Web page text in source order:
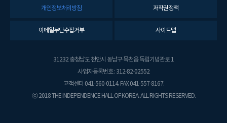
개인정보처리방침 저작권정책
이메일무단수집거부 사이트맵
31232 충청남도 천안시 동남구 목천읍 독립기념관로 1
사업자등록번호 : 312-82-02552
고객센터 041-560-0114. FAX 041-557-8167.
ⓒ 2018 THE INDEPENDENCE HALL OF KOREA. ALL RIGHTS RESERVED.